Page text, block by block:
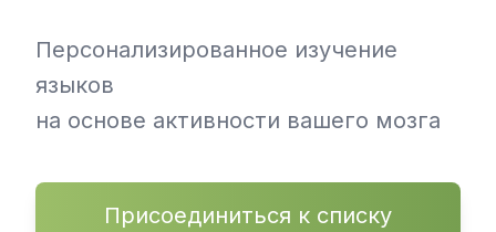
Персонализированное изучение
языков
на основе активности вашего мозга
Присоединиться к списку